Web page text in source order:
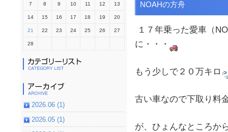
NOAHの方舟
１７年乗った愛車（
に・・・
もう少しで２０万キロ
古い車なので下取り料
が、ひょんなところか
7 8 9 10 11 12 13
14 15 16 17 18 19 20
21 22 23 24 25 26 27
28
2026.06 (1)
2026.05 (1)